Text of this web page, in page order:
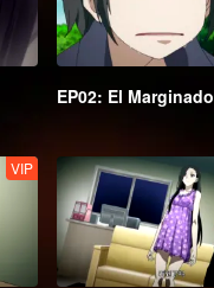
EP02: El Marginado
VIP